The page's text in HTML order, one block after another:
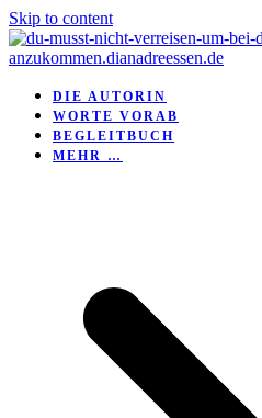
Skip to content
DIE AUTORIN
WORTE VORAB
BEGLEITBUCH
MEHR …